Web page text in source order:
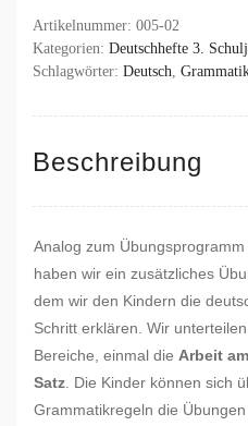
Artikelnummer: 005-02
Kategorien: Deutschhefte 3.
Schlagwörter: Deutsch
Beschreibung
Analog zum
haben wir ein zusätzliches
dem wir den Kindern die
Schritt erklären. Wir
Bereiche, einmal die Arbeit
Satz . Die Kinder können sich
Grammatikregeln die